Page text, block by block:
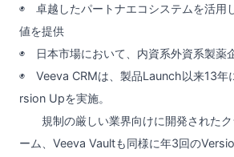
◉ 卓越したパートナエコシステムを活用
値を提供
◉ 日本市場において、内資系外資系製薬
◉ Veeva CRMは、製品Launch以来13年
rsion Upを実施。
規制の厳しい業界向けに開発されたク
ーム、Veeva Vaultも同様に年3回の